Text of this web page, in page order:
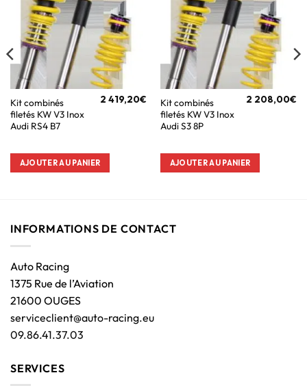
Kit combinés
filetés KW V3 Inox
Audi RS4 B7
2 419,20€
AJOUTER AU PANIER
Kit combinés
filetés KW V3 Inox
Audi S3 8P
2 208,00€
AJOUTER AU PANIER
INFORMATIONS DE CONTACT
Auto Racing
1375 Rue de l’Aviation
21600 OUGES
serviceclient@auto-racing.eu
09.86.41.37.03
SERVICES